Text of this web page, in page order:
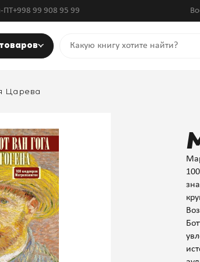
ПТ+998 99 908 95 99
Царева